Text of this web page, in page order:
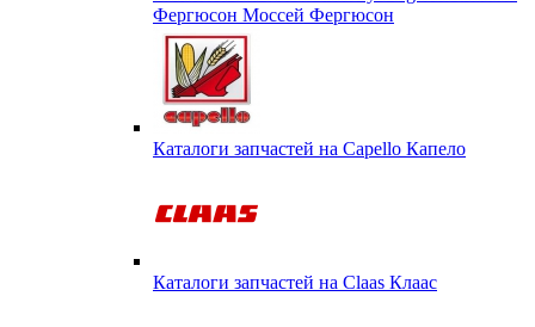
Фергюсон Моссей Фергюсон
Каталоги запчастей на Capello Капело
Каталоги запчастей на Claas Клаас